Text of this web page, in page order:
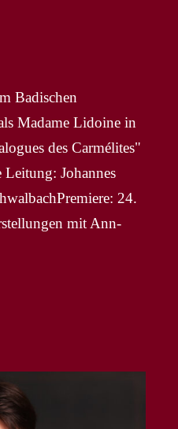
Badischen
Madame Lidoine in
des Carmélites"
Leitung: Johannes
24.
mit Ann-